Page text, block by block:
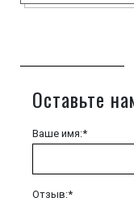
Оставьте
Ваше имя:*
Отзыв:*